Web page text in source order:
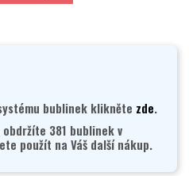
bublinek klikněte zde.
381 bublinek v
použít na Váš další nákup.